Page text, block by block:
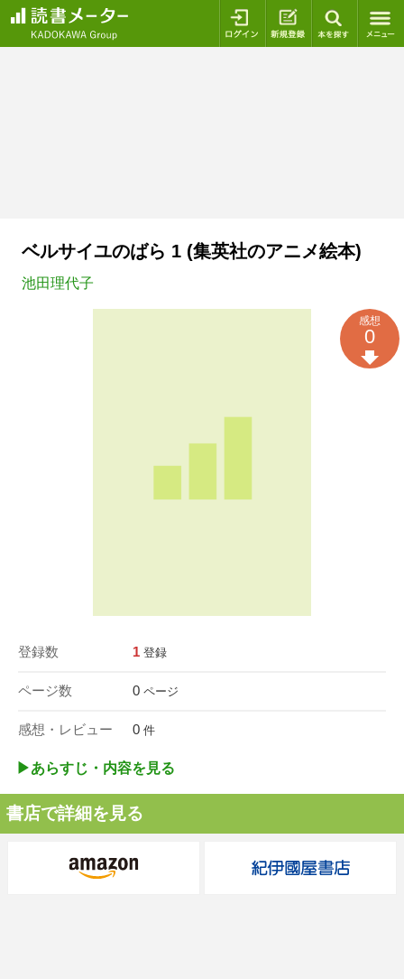
ログイン 新規登録
ベルサイユのばら 1 (集英社のアニメ絵本)
池田理代子
登録数 1 登録
ページ数 0 ページ
感想・レビュー 0 件
感想
0
▶︎あらすじ・内容を見る
書店で詳細を見る